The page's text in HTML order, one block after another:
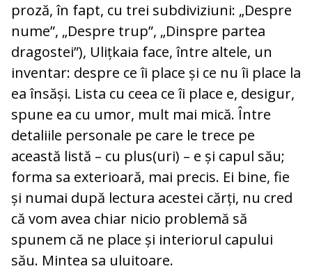
proză, în fapt, cu trei subdiviziuni: „Despre
nume”, „Despre trup”, „Dinspre partea
dragostei”), Ulițkaia face, între altele, un
inventar: despre ce îi place și ce nu îi place la
ea însăși. Lista cu ceea ce îi place e, desigur,
spune ea cu umor, mult mai mică. Între
detaliile personale pe care le trece pe
această listă – cu plus(uri) – e și capul său;
forma sa exterioară, mai precis. Ei bine, fie
și numai după lectura acestei cărți, nu cred
că vom avea chiar nicio problemă să
spunem că ne place și interiorul capului
său. Mintea sa uluitoare.